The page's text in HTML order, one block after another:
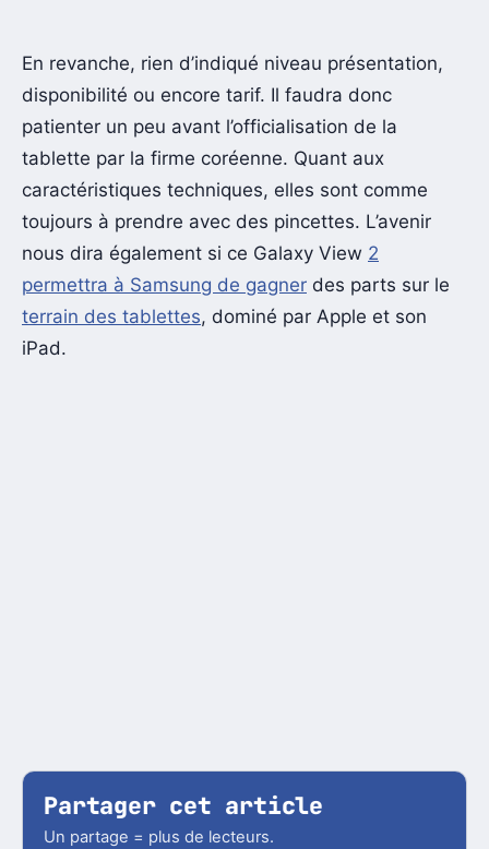
En revanche, rien d’indiqué niveau présentation,
disponibilité ou encore tarif. Il faudra donc
patienter un peu avant l’officialisation de la
tablette par la firme coréenne. Quant aux
caractéristiques techniques, elles sont comme
toujours à prendre avec des pincettes. L’avenir
nous dira également si ce Galaxy View 2
permettra à Samsung de gagner des parts sur le
terrain des tablettes, dominé par Apple et son
iPad.
Partager cet article
Un partage = plus de lecteurs.